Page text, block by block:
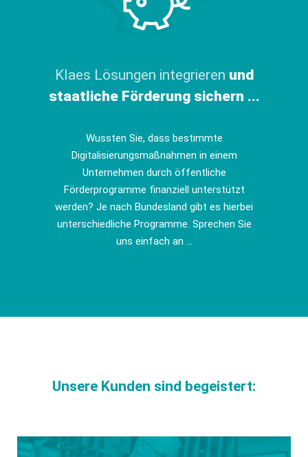
Klaes Lösungen integrieren und
staatliche Förderung sichern ...
Wussten Sie, dass bestimmte
Digitalisierungsmaßnahmen in einem
Unternehmen durch öffentliche
Förderprogramme finanziell unterstützt
werden? Je nach Bundesland gibt es hierbei
unterschiedliche Programme. Sprechen Sie
uns einfach an ...
Unsere Kunden sind begeistert: